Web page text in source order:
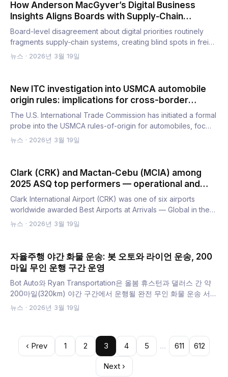
How Anderson MacGyver’s Digital Business
Insights Aligns Boards with Supply‑Chain
Transformation
Board-level disagreement about digital priorities routinely
fragments supply‑chain systems, creating blind spots in frei…
뉴스 · 2026년 3월 19일
New ITC investigation into USMCA automobile
origin rules: implications for cross-border
supply chains
The U.S. International Trade Commission has initiated a formal
probe into the USMCA rules-of-origin for automobiles, foc…
뉴스 · 2026년 3월 19일
Clark (CRK) and Mactan‑Cebu (MCIA) among
2025 ASQ top performers — operational and
logistics takeaways
Clark International Airport (CRK) was one of six airports
worldwide awarded Best Airports at Arrivals — Global in the
20…
뉴스 · 2026년 3월 19일
자율주행 야간 화물 운송: 봇 오토와 라이언 운송, 200
마일 무인 운행 구간 운영
Bot Auto와 Ryan Transportation은 올봄 휴스턴과 댈러스 간 약
200마일(320km) 야간 구간에서 운행될 완전 무인 화물 운송 서비
스를 시작할 예정이며, 이는 인간 운전기사들에게 어려웠던 촉박…
뉴스 · 2026년 3월 19일
‹ Prev 1 2 3 4 5 … 611 612
Next ›